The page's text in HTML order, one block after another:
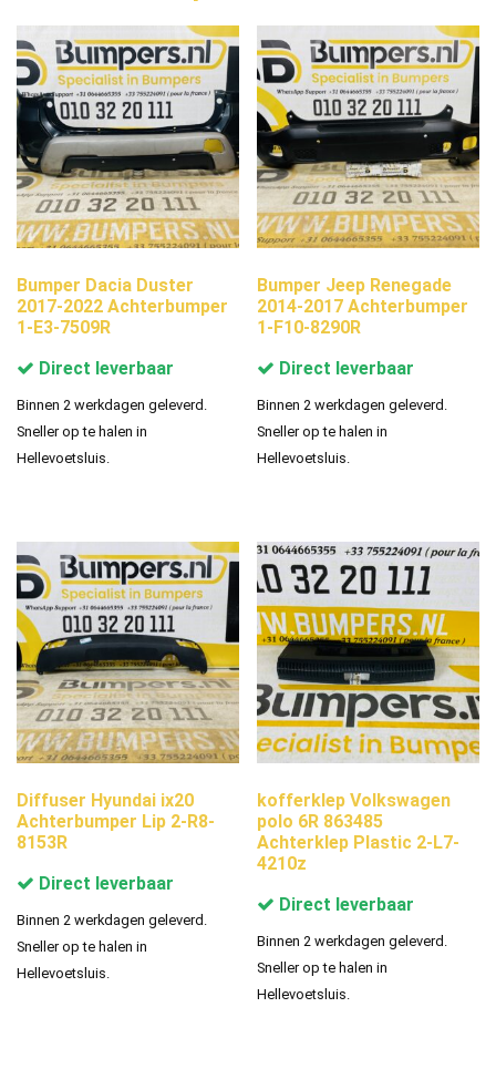
Bumper Dacia Duster
2017-2022 Achterbumper
1-E3-7509R
Direct leverbaar
Binnen 2 werkdagen geleverd.
Sneller op te halen in
Hellevoetsluis.
Bumper Jeep Renegade
2014-2017 Achterbumper
1-F10-8290R
Direct leverbaar
Binnen 2 werkdagen geleverd.
Sneller op te halen in
Hellevoetsluis.
Diffuser Hyundai ix20
Achterbumper Lip 2-R8-
8153R
Direct leverbaar
Binnen 2 werkdagen geleverd.
Sneller op te halen in
Hellevoetsluis.
kofferklep Volkswagen
polo 6R 863485
Achterklep Plastic 2-L7-
4210z
Direct leverbaar
Binnen 2 werkdagen geleverd.
Sneller op te halen in
Hellevoetsluis.